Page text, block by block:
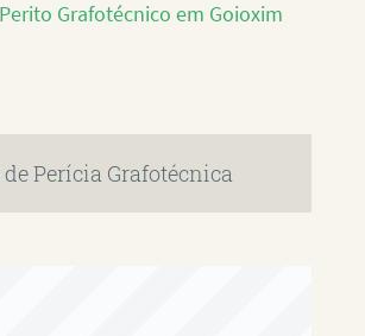
Grafotécnico em Goioxim
de Perícia Grafotécnica